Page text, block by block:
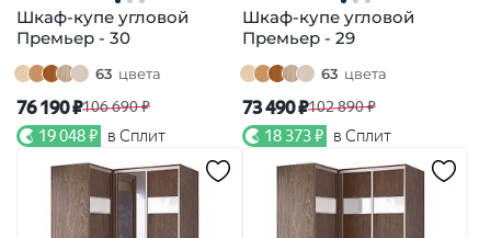
Шкаф-купе угловой
Премьер - 30
63 цвета
76 190 ₽106 690 ₽
19 048 ₽ в Сплит
Шкаф-купе угловой
Премьер - 29
63 цвета
73 490 ₽102 890 ₽
18 373 ₽ в Сплит